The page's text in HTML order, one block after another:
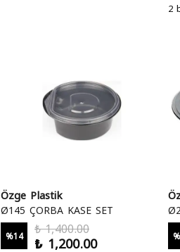
2
Özge Plastik
Ø145 ÇORBA KASE SET
%14
₺ 1,400.00
₺ 1,200.00 %